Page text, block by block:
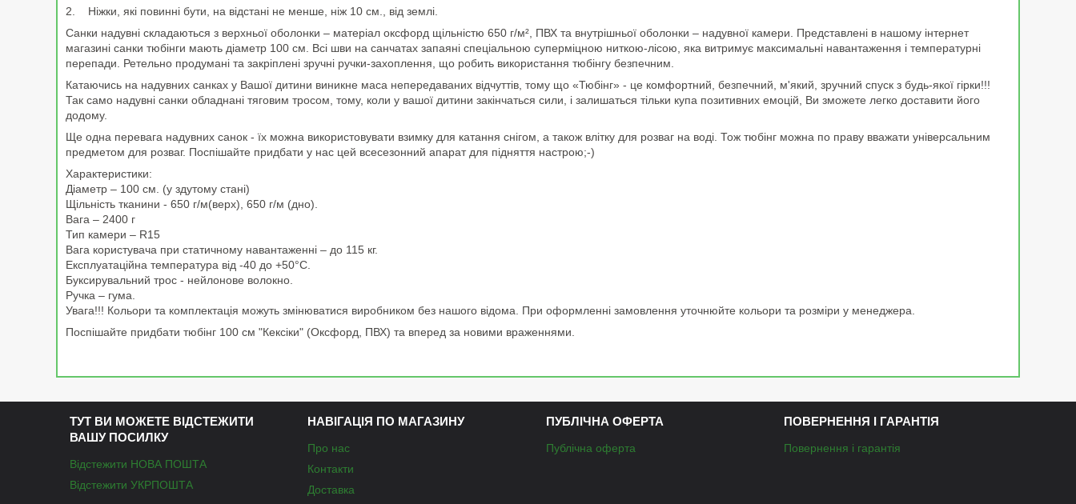
2. Ніжки, які повинні бути, на відстані не менше, ніж 10 см., від землі.
Санки надувні складаються з верхньої оболонки – матеріал оксфорд щільністю 650 г/м², ПВХ та внутрішньої оболонки – надувної камери. Представлені в нашому інтернет
магазині санки тюбінги мають діаметр 100 см. Всі шви на санчатах запаяні спеціальною суперміцною ниткою-лісою, яка витримує максимальні навантаження і температурні
перепади. Ретельно продумані та закріплені зручні ручки-захоплення, що робить використання тюбінгу безпечним.
Катаючись на надувних санках у Вашої дитини виникне маса непередаваних відчуттів, тому що «Тюбінг» - це комфортний, безпечний, м'який, зручний спуск з будь-якої гірки!!!
Так само надувні санки обладнані тяговим тросом, тому, коли у вашої дитини закінчаться сили, і залишаться тільки купа позитивних емоцій, Ви зможете легко доставити його
додому.
Ще одна перевага надувних санок - їх можна використовувати взимку для катання снігом, а також влітку для розваг на воді. Тож тюбінг можна по праву вважати універсальним
предметом для розваг. Поспішайте придбати у нас цей всесезонний апарат для підняття настрою;-)
Характеристики:
Діаметр – 100 см. (у здутому стані)
Щільність тканини - 650 г/м(верх), 650 г/м (дно).
Вага – 2400 г
Тип камери – R15
Вага користувача при статичному навантаженні – до 115 кг.
Експлуатаційна температура від -40 до +50°С.
Буксирувальний трос - нейлонове волокно.
Ручка – гума.
Увага!!! Кольори та комплектація можуть змінюватися виробником без нашого відома. При оформленні замовлення уточнюйте кольори та розміри у менеджера.
Поспішайте придбати тюбінг 100 см "Кексіки" (Оксфорд, ПВХ) та вперед за новими враженнями.
ТУТ ВИ МОЖЕТЕ ВІДСТЕЖИТИ
ВАШУ ПОСИЛКУ
Відстежити НОВА ПОШТА
Відстежити УКРПОШТА
НАВІГАЦІЯ ПО МАГАЗИНУ
Про нас
Контакти
Доставка
ПУБЛІЧНА ОФЕРТА
Публічна оферта
ПОВЕРНЕННЯ І ГАРАНТІЯ
Повернення і гарантія